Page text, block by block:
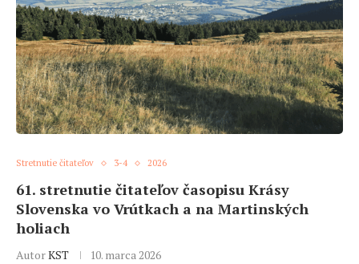
Stretnutie čitateľov 3-4 2026
61. stretnutie čitateľov časopisu Krásy
Slovenska vo Vrútkach a na Martinských
holiach
AutorKST 10. marca 2026